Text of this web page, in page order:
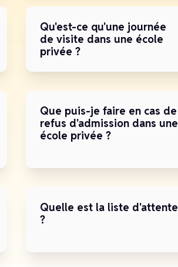
Qu'est-ce qu'une journée
de visite dans une école
privée ?
Que puis-je faire en cas de
refus d'admission dans une
école privée ?
Quelle est la liste d'attente
?